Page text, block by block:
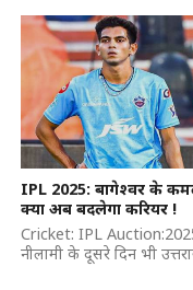
IPL 2025: बागेश्वर के
क्या अब बदलेगा करियर !
Cricket: IPL
नीलामी के दूसरे दिन भी